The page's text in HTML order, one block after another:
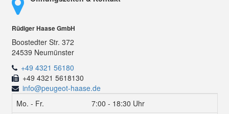
Rüdiger Haase GmbH
Boostedter Str. 372
24539 Neumünster
+49 4321 56180
+49 4321 5618130
info@peugeot-haase.de
Mo. - Fr.
7:00 - 18:30 Uhr